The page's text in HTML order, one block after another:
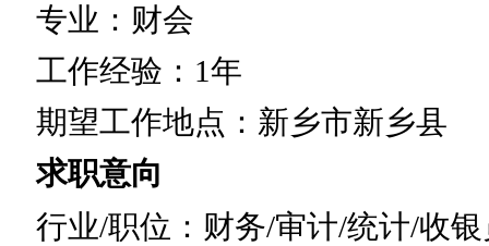
专业：财会
工作经验：1年
期望工作地点：新乡市新乡县
求职意向
行业/职位：财务/审计/统计/收